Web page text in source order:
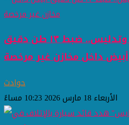
إحباط محاولة غش وتدليس.. ضبط ١٣ طن دقيق
أبيض داخل مخازن غير مرخصة
حوادث
الأربعاء 18 مارس 2026 10:23 مساءً